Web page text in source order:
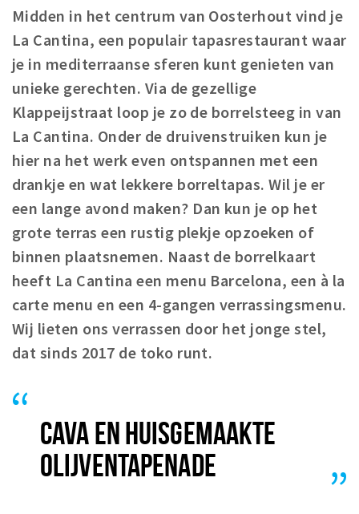
Koopzondagen
Bezienswaardigheden
Musea, theaters & podia
Uitjes & activiteiten
Natuurgebieden
Baroniepoorten
Inloggen
Midden in het centrum van Oosterhout vind je
La Cantina, een populair tapasrestaurant waar
je in mediterraanse sferen kunt genieten van
unieke gerechten. Via de gezellige
Klappeijstraat loop je zo de borrelsteeg in van
La Cantina. Onder de druivenstruiken kun je
hier na het werk even ontspannen met een
drankje en wat lekkere borreltapas. Wil je er
een lange avond maken? Dan kun je op het
grote terras een rustig plekje opzoeken of
binnen plaatsnemen. Naast de borrelkaart
heeft La Cantina een menu Barcelona, een à la
carte menu en een 4-gangen verrassingsmenu.
Wij lieten ons verrassen door het jonge stel,
dat sinds 2017 de toko runt.
CAVA EN HUISGEMAAKTE
OLIJVENTAPENADE